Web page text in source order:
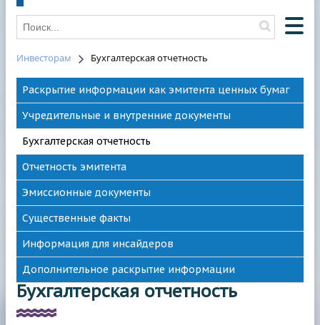
О ВОДОСНАБЖЕНИИ
О ВОДООТВЕДЕНИИ
НОВОСТИ
ОТКЛЮЧЕНИЯ
КОНТАКТЫ
HAWLE
Инвесторам Бухгалтерская отчетность
Раскрытие информации как эмитента ценных бумаг
Учредительные и внутренние документы
Бухгалтерская отчетность
Отчетность эмитента
Эмиссионные документы
Существенные факты
Информация для инсайдеров
Дополнительное раскрытие информации
Бухгалтерская отчетность